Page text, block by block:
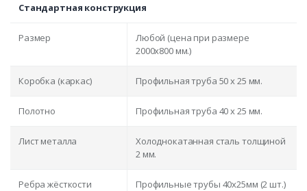
Стандартная конструкция
Размер
Любой (цена при размере
2000x800 мм.)
Коробка (каркас) Профильная труба 50 х 25 мм.
Полотно Профильная труба 40 х 25 мм.
Лист металла
Холоднокатанная сталь толщиной
2 мм.
Ребра жёсткости Профильные трубы 40х25мм (2 шт.)